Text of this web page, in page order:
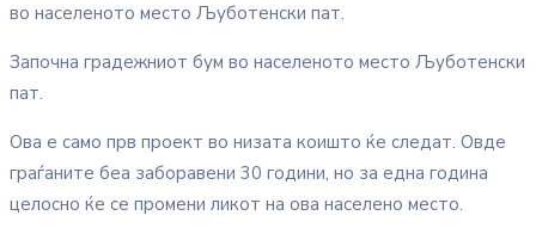
во населеното место Љуботенски пат.
Започна градежниот бум во населеното место Љуботенски
пат.
Ова е само прв проект во низата коишто ќе следат. Овде
граѓаните беа заборавени 30 години, но за една година
целосно ќе се промени ликот на ова населено место.